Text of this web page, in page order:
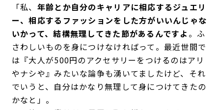
「私、 年齢とか自分のキャリアに相応するジュエリ
ー、相応するファッションをした方がいいんじゃな
いかって、結構無理してきた節があるんですよ 。ふ
さわしいものを身につけなければって。最近世間で
は『大人が500円のアクセサリーをつけるのはアリ
やナシや』みたいな論争も湧いてましたけど、それ
でいうと、自分はかなり無理して身につけてきたの
かなと」。